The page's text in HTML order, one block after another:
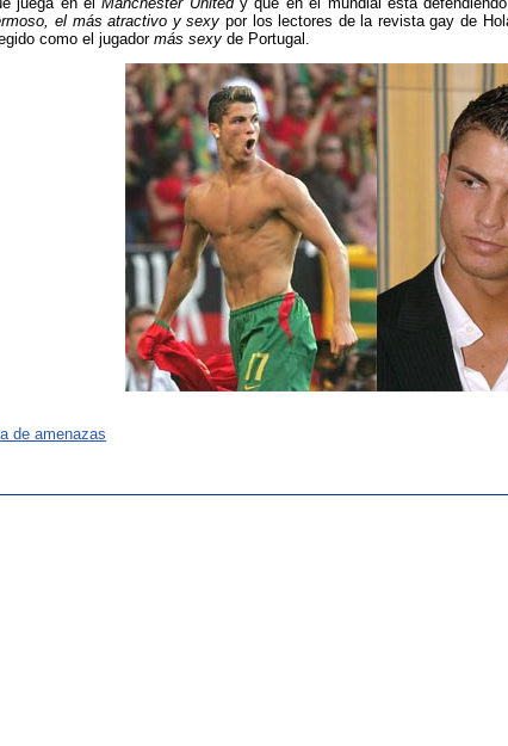
el más atractivo y sexy por los lectores de la revista gay de
como el jugadormás sexy de Portugal.
de amenazas